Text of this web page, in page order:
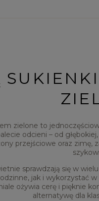
zielone to
odcieni – od
przejściowe oraz
sprawdzają się w
jak i wykorzystać
ożywia cerę i pięknie
alternatywę dla